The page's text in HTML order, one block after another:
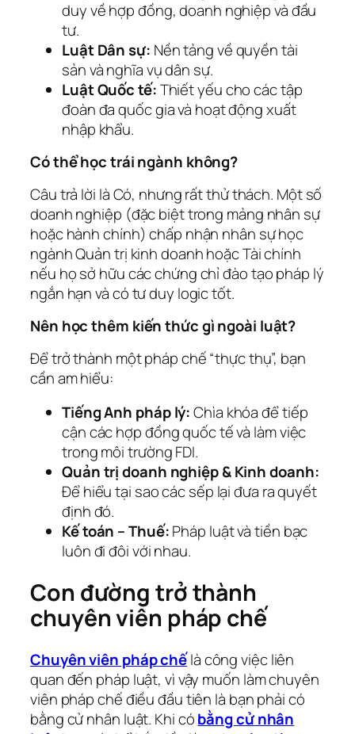
duy về hợp đồng, doanh nghiệp và đầu
tư.
Luật Dân sự: Nền tảng về quyền tài
sản và nghĩa vụ dân sự.
Luật Quốc tế:Thiết yếu cho các tập
đoàn đa quốc gia và hoạt động xuất
nhập khẩu.
Có thể học trái ngành không?
Câu trả lời là Có, nhưng rất thử thách. Một số
doanh nghiệp (đặc biệt trong mảng nhân sự
hoặc hành chính) chấp nhận nhân sự học
ngành Quản trị kinh doanh hoặc Tài chính
nếu họ sở hữu các chứng chỉ đào tạo pháp lý
ngắn hạn và có tư duy logic tốt.
Nên học thêm kiến thức gì ngoài luật?
Để trở thành một pháp chế “thực thụ”, bạn
cần am hiểu:
Tiếng Anh pháp lý:Chìa khóa để tiếp
cận các hợp đồng quốc tế và làm việc
trong môi trường FDI.
Quản trị doanh nghiệp & Kinh doanh:
Để hiểu tại sao các sếp lại đưa ra quyết
định đó.
Kế toán – Thuế:Pháp luật và tiền bạc
luôn đi đôi với nhau.
Con đường trở thành
chuyên viên pháp chế
Chuyên viên pháp chếlà công việc liên
quan đến pháp luật, vì vậy muốn làm chuyên
viên pháp chế điều đầu tiên là bạn phải có
bằng cử nhân luật. Khi cóbằng cử nhân